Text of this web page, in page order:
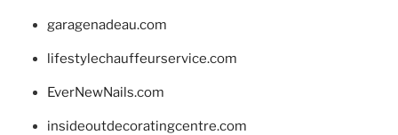
garagenadeau.com
lifestylechauffeurservice.com
EverNewNails.com
insideoutdecoratingcentre.com